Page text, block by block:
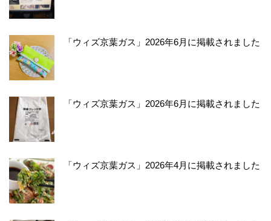
「ウィズ京葉ガス」2026年6月に掲載されました
「ウィズ京葉ガス」2026年6月に掲載されました
「ウィズ京葉ガス」2026年4月に掲載されました